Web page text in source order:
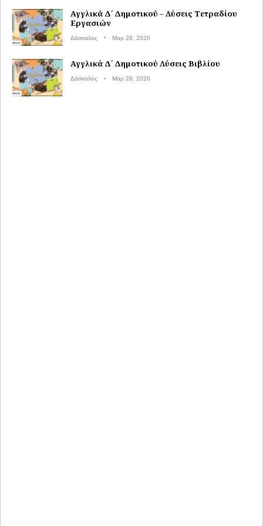
Αγγλικά Δ΄ Δημοτικού – Λύσεις Τετραδίου
Εργασιών
Δάσκαλος Μαρ 28, 2020
Αγγλικά Δ΄ Δημοτικού Λύσεις Βιβλίου
Δάσκαλος Μαρ 28, 2020